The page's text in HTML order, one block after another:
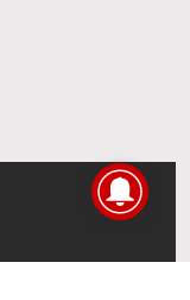
directamente en